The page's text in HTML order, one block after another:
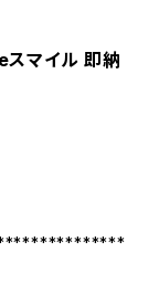
スマイル 即納